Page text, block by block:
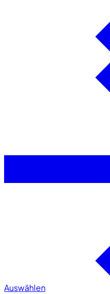
Auswählen